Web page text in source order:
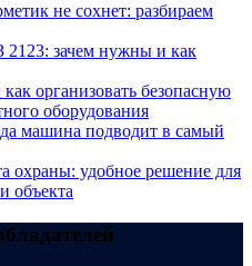
не сохнет: разбираем
зачем нужны и как
организовать безопасную
оборудования
машина подводит в самый
охраны: удобное решение для
объекта